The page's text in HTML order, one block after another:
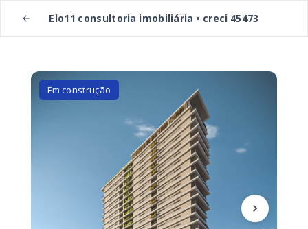
Elo11 consultoria imobiliária • creci 45473
Em construção